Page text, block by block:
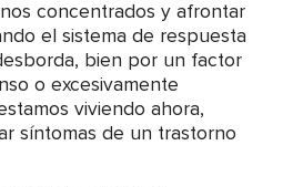
concentrados y afrontar
el sistema de respuesta
bien por un factor
o excesivamente
viviendo ahora,
síntomas de un trastorno